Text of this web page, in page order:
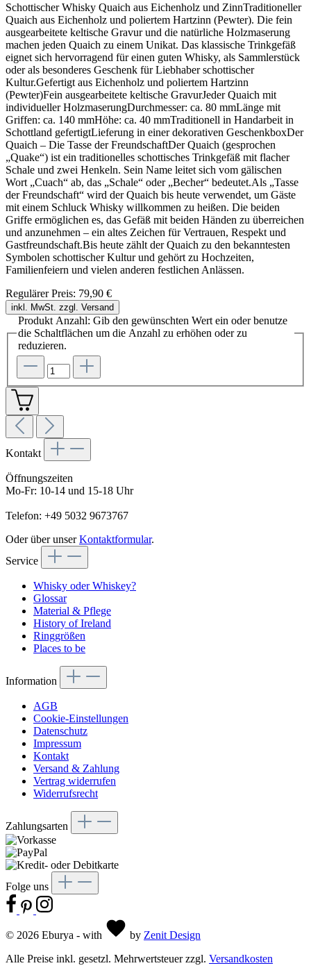
Schottischer Whisky Quaich aus Eichenholz und ZinnTraditioneller
Quaich aus Eichenholz und poliertem Hartzinn (Pewter). Die fein
ausgearbeitete keltische Gravur und die natürliche Holzmaserung
machen jeden Quaich zu einem Unikat. Das klassische Trinkgefäß
eignet sich hervorragend für einen guten Whisky, als Sammlerstück
oder als besonderes Geschenk für Liebhaber schottischer
Kultur.Gefertigt aus Eichenholz und poliertem Hartzinn
(Pewter)Fein ausgearbeitete keltische GravurJeder Quaich mit
individueller HolzmaserungDurchmesser: ca. 80 mmLänge mit
Griffen: ca. 140 mmHöhe: ca. 40 mmTraditionell in Handarbeit in
Schottland gefertigtLieferung in einer dekorativen GeschenkboxDer
Quaich – Die Tasse der FreundschaftDer Quaich (gesprochen
„Quake“) ist ein traditionelles schottisches Trinkgefäß mit flacher
Schale und zwei Henkeln. Sein Name leitet sich vom gälischen
Wort „Cuach“ ab, das „Schale“ oder „Becher“ bedeutet.Als „Tasse
der Freundschaft“ wird der Quaich bis heute verwendet, um Gäste
mit einem Schluck Whisky willkommen zu heißen. Die beiden
Griffe ermöglichen es, das Gefäß mit beiden Händen zu überreichen
und anzunehmen – ein altes Zeichen für Vertrauen, Respekt und
Gastfreundschaft.Bis heute zählt der Quaich zu den bekanntesten
Symbolen schottischer Kultur und gehört zu Hochzeiten,
Familienfeiern und vielen anderen festlichen Anlässen.
Regulärer Preis: 79,90 €
inkl. MwSt. zzgl. Versand
Produkt Anzahl: Gib den gewünschten Wert ein oder benutze
die Schaltflächen um die Anzahl zu erhöhen oder zu
reduzieren.
Kontakt
Öffnungszeiten
Mo-Fr: 10-14 und 15-18 Uhr
Telefon: +49 5032 9673767
Oder über unserKontaktformular.
Service
Whisky oder Whiskey?
Glossar
Material & Pflege
History of Ireland
Ringgrößen
Places to be
Information
AGB
Cookie-Einstellungen
Datenschutz
Impressum
Kontakt
Versand & Zahlung
Vertrag widerrufen
Widerrufsrecht
Zahlungsarten
Folge uns
© 2026 Eburya - with by Zenit Design
Alle Preise inkl. gesetzl. Mehrwertsteuer zzgl. Versandkosten